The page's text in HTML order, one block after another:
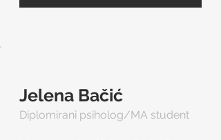
Jelena Bačić
Diplomirani psiholog/MA student